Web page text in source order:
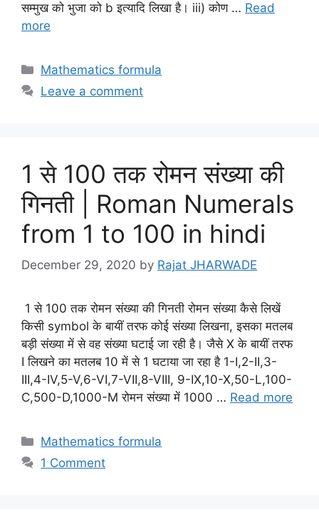
सम्मुख को भुजा को b इत्यादि लिखा है। iii) कोण … Read
more
Categories
Mathematics formula
Leave a comment
1 से 100 तक रोमन संख्या की
गिनती | Roman Numerals
from 1 to 100 in hindi
December 29, 2020 by Rajat JHARWADE
1 से 100 तक रोमन संख्या की गिनती रोमन संख्या कैसे लिखें
किसी symbol के बायीं तरफ कोई संख्या लिखना, इसका मतलब
बड़ी संख्या में से वह संख्या घटाई जा रही है। जैसे X के बायीं तरफ
I लिखने का मतलब 10 में से 1 घटाया जा रहा है 1-I,2-II,3-
III,4-IV,5-V,6-VI,7-VII,8-VIII, 9-IX,10-X,50-L,100-
C,500-D,1000-M रोमन संख्या में 1000 … Read more
Categories
Mathematics formula
1 Comment